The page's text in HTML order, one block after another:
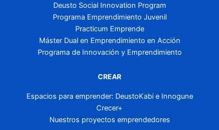
Deusto Social Innovation Program
Programa Emprendimiento Juvenil
Practicum Emprende
Máster Dual en Emprendimiento en Acción
Programa de Innovación y Emprendimiento
CREAR
Espacios para emprender: DeustoKabi e Innogune
Crecer+
Nuestros proyectos emprendedores